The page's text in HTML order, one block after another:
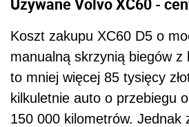
Koszt zakupu XC60 D5 o
manualną skrzynią biegów z
to mniej więcej 85 tysięcy
kilkuletnie auto o przebiegu
150 000 kilometrów. Jednak